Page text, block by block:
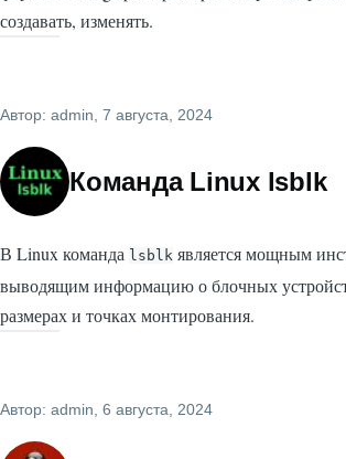
создавать, изменять.
Автор: admin , 7 августа, 2024
Команда Linux lsblk
В Linux команда lsblk является мощным
выводящим информацию о блочных
размерах и точках монтирования.
Автор: admin , 6 августа, 2024